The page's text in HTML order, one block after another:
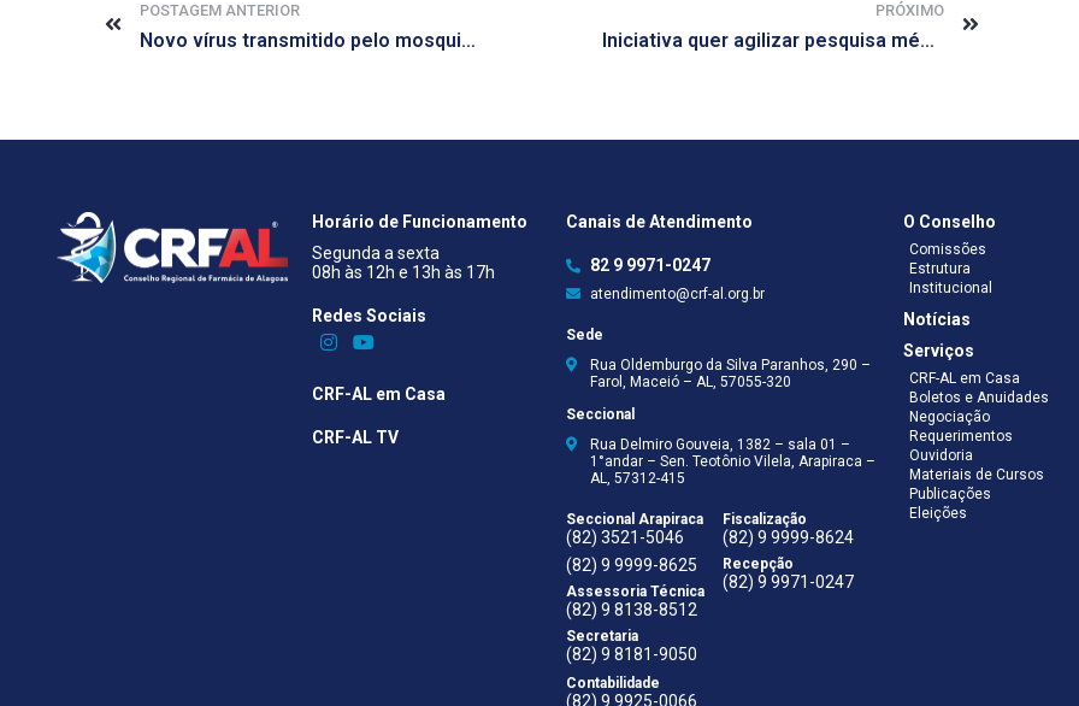
POSTAGEM ANTERIOR
Novo vírus transmitido pelo mosquito da dengue pode chegar ao país em breve
PRÓXIMO
Iniciativa quer agilizar pesquisa médica com humanos no Brasil
Horário de Funcionamento
Segunda a sexta
08h às 12h e 13h às 17h
Redes Sociais​
CRF-AL em Casa
CRF-AL TV
Canais de Atendimento
82 9 9971-0247
atendimento@crf-al.org.br
Sede
Rua Oldemburgo da Silva Paranhos, 290 –
Farol, Maceió – AL, 57055-320
Seccional
Rua Delmiro Gouveia, 1382 – sala 01 –
1°andar – Sen. Teotônio Vilela, Arapiraca –
AL, 57312-415
Seccional Arapiraca
(82) 3521-5046
(82) 9 9999-8625
Assessoria Técnica
(82) 9 8138-8512
Secretaria
(82) 9 8181-9050
Contabilidade
(82) 9 9925-0066
Fiscalização
(82) 9 9999-8624
Recepção
(82) 9 9971-0247
O Conselho
Comissões
Estrutura
Institucional
Notícias
Serviços
CRF-AL em Casa
Boletos e Anuidades
Negociação
Requerimentos
Ouvidoria
Materiais de Cursos
Publicações
Eleições